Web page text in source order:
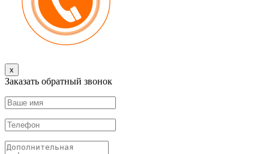
x
Заказать обратный звонок